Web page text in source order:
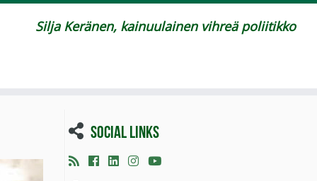
Silja Keränen, kainuulainen vihreä poliitikko
Social links